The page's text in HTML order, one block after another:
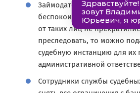
Займодатели и
беспокоить банкрота. Если
от таких лиц не
преследовать, то можно
судебную инстанцию для их
административной
Сотрудники службы